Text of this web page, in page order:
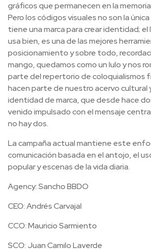
gráficos que permanecen en la
Pero los códigos visuales no son la
tiene una marca para crear identidad; el
usa bien, es una de las mejores
posicionamiento y sobre todo,
mango, quedamos como un lulo y nos
parte del repertorio de coloquialismos
hacen parte de nuestro acervo cultural
identidad de marca, que desde hace
venido impulsado con el mensaje
no hay dos.
La campaña actual mantiene este
comunicación basada en el antojo, el
popular y escenas de la vida diaria.
Agency: Sancho BBDO
CEO: Andrés Carvajal
CCO: Mauricio Sarmiento
SCO: Juan Camilo Laverde